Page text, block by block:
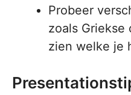
Probeer
zoals Griekse
zien welke je